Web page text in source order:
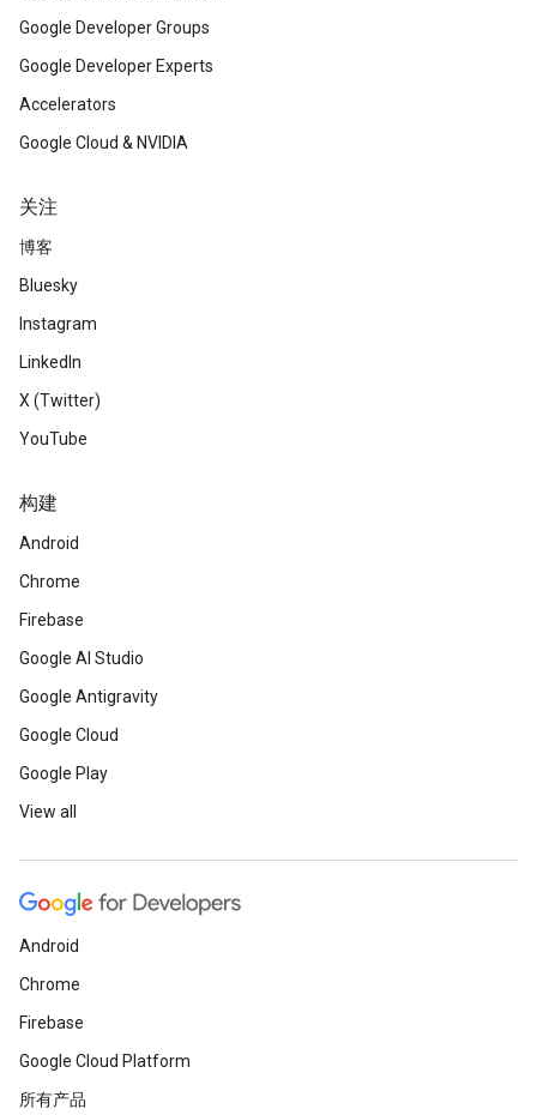
Google Developer Groups
Google Developer Experts
Accelerators
Google Cloud & NVIDIA
关注
博客
Bluesky
Instagram
LinkedIn
X (Twitter)
YouTube
构建
Android
Chrome
Firebase
Google AI Studio
Google Antigravity
Google Cloud
Google Play
View all
Android
Chrome
Firebase
Google Cloud Platform
所有产品